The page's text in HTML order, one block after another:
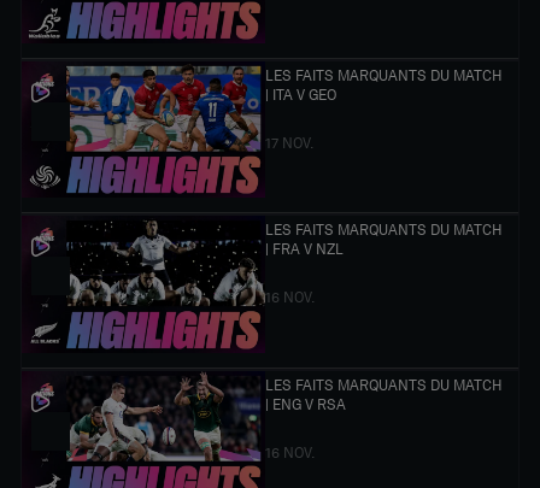
LES FAITS MARQUANTS DU MATCH
| ITA V GEO
17 NOV.
LES FAITS MARQUANTS DU MATCH
| FRA V NZL
16 NOV.
LES FAITS MARQUANTS DU MATCH
| ENG V RSA
16 NOV.